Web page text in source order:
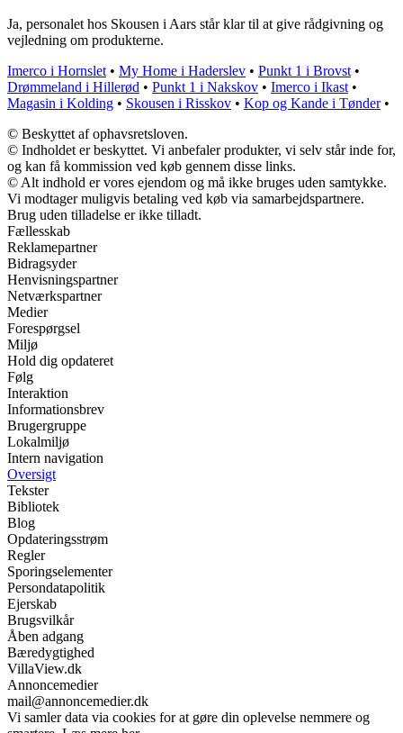
Ja, personalet hos Skousen i Aars står klar til at give rådgivning og
vejledning om produkterne.
Imerco i Hornslet • My Home i Haderslev • Punkt 1 i Brovst •
Drømmeland i Hillerød • Punkt 1 i Nakskov • Imerco i Ikast •
Magasin i Kolding • Skousen i Risskov • Kop og Kande i Tønder•
© Beskyttet af ophavsretsloven.
© Indholdet er beskyttet. Vi anbefaler produkter, vi selv står inde for,
og kan få kommission ved køb gennem disse links.
© Alt indhold er vores ejendom og må ikke bruges uden samtykke.
Vi modtager muligvis betaling ved køb via samarbejdspartnere.
Brug uden tilladelse er ikke tilladt.
Fællesskab
Reklamepartner
Bidragsyder
Henvisningspartner
Netværkspartner
Medier
Forespørgsel
Miljø
Hold dig opdateret
Følg
Interaktion
Informationsbrev
Brugergruppe
Lokalmiljø
Intern navigation
Oversigt
Tekster
Bibliotek
Blog
Opdateringsstrøm
Regler
Sporingselementer
Persondatapolitik
Ejerskab
Brugsvilkår
Åben adgang
Bæredygtighed
VillaView.dk
Annoncemedier
mail@annoncemedier.dk
Vi samler data via cookies for at gøre din oplevelse nemmere og